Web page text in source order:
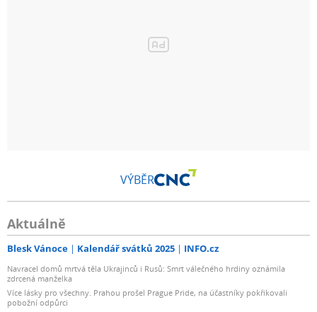
VÝBĚR
Aktuálně
Blesk Vánoce Kalendář svátků 2025 INFO.cz
Navracel domů mrtvá těla Ukrajinců i Rusů: Smrt válečného hrdiny oznámila
zdrcená manželka
Více lásky pro všechny. Prahou prošel Prague Pride, na účastníky pokřikovali
pobožní odpůrci